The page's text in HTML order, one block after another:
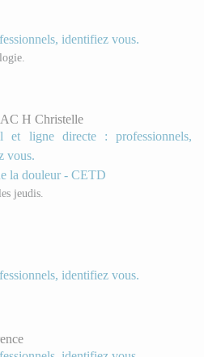
identifiez vous.
H Christelle
et ligne directe : professionnels,
vous.
la douleur - CETD
jeudis.
identifiez vous.